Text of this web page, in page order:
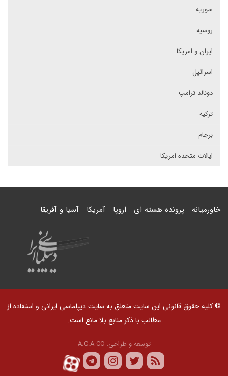
سوریه
روسیه
ایران و امریکا
اسرائیل
دونالد ترامپ
ترکیه
برجام
ایالات متحده امریکا
خاورمیانه پرونده هسته ای اروپا آمریکا آسیا و آفریقا
© کلیه حقوق قانونی این سایت متعلق به سایت دیپلماسی ایرانی و استفاده از
مطالب با ذکر منابع بلا مانع است.
توسعه و طراحی: A.C.A CO